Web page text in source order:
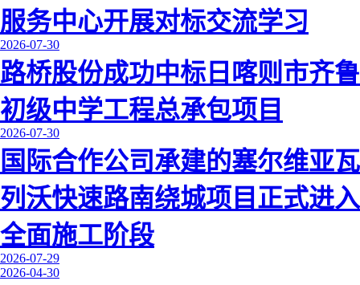
服务中心开展对标交流学习
2026-07-30
路桥股份成功中标日喀则市齐鲁
初级中学工程总承包项目
2026-07-30
国际合作公司承建的塞尔维亚瓦
列沃快速路南绕城项目正式进入
全面施工阶段
2026-07-29
2026-04-30